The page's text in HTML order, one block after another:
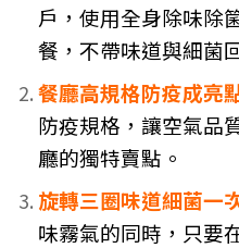
戶，使用全身除味除
餐，不帶味道與細菌
餐廳高規格防疫成亮
防疫規格，讓空氣品
廳的獨特賣點。
旋轉三圈味道細菌一
味霧氣的同時，只要